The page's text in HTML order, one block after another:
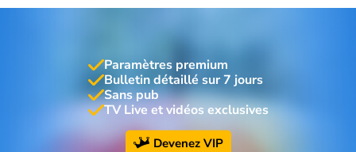
Paramètres premium
Bulletin détaillé sur 7 jours
Sans pub
TV Live et vidéos exclusives
Devenez VIP